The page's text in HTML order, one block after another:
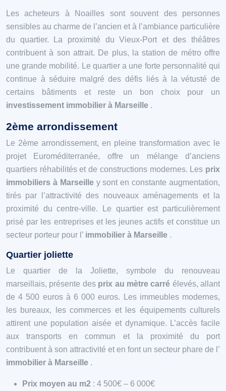
Les acheteurs à Noailles sont souvent des personnes
sensibles au charme de l’ancien et à l’ambiance particulière
du quartier. La proximité du Vieux-Port et des théâtres
contribuent à son attrait. De plus, la station de métro offre
une grande mobilité. Le quartier a une forte personnalité qui
continue à séduire malgré des défis liés à la vétusté de
certains bâtiments et reste un bon choix pour un
investissement immobilier à Marseille .
2ème arrondissement
Le 2ème arrondissement, en pleine transformation avec le
projet Euroméditerranée, offre un mélange d’anciens
quartiers réhabilités et de constructions modernes. Les prix
immobiliers à Marseille y sont en constante augmentation,
tirés par l’attractivité des nouveaux aménagements et la
proximité du centre-ville. Le quartier est particulièrement
prisé par les entreprises et les jeunes actifs et constitue un
secteur porteur pour l’ immobilier à Marseille .
Quartier joliette
Le quartier de la Joliette, symbole du renouveau
marseillais, présente des prix au mètre carré élevés, allant
de 4 500 euros à 6 000 euros. Les immeubles modernes,
les bureaux, les commerces et les équipements culturels
attirent une population aisée et dynamique. L’accès facile
aux transports en commun et la proximité du port
contribuent à son attractivité et en font un secteur phare de l’
immobilier à Marseille .
Prix moyen au m2 : 4 500€ – 6 000€